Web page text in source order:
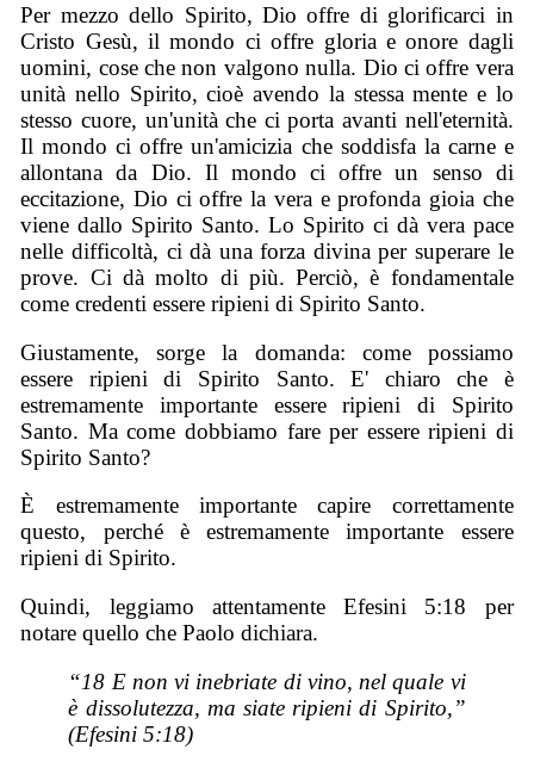
Per mezzo dello Spirito, Dio offre di glorificarci in
Cristo Gesù, il mondo ci offre gloria e onore dagli
uomini, cose che non valgono nulla. Dio ci offre vera
unità nello Spirito, cioè avendo la stessa mente e lo
stesso cuore, un'unità che ci porta avanti nell'eternità.
Il mondo ci offre un'amicizia che soddisfa la carne e
allontana da Dio. Il mondo ci offre un senso di
eccitazione, Dio ci offre la vera e profonda gioia che
viene dallo Spirito Santo. Lo Spirito ci dà vera pace
nelle difficoltà, ci dà una forza divina per superare le
prove. Ci dà molto di più. Perciò, è fondamentale
come credenti essere ripieni di Spirito Santo.
Giustamente, sorge la domanda: come possiamo
essere ripieni di Spirito Santo. E' chiaro che è
estremamente importante essere ripieni di Spirito
Santo. Ma come dobbiamo fare per essere ripieni di
Spirito Santo?
È estremamente importante capire correttamente
questo, perché è estremamente importante essere
ripieni di Spirito.
Quindi, leggiamo attentamente Efesini 5:18 per
notare quello che Paolo dichiara.
“18 E non vi inebriate di vino, nel quale vi
è dissolutezza, ma siate ripieni di Spirito,”
(Efesini 5:18)